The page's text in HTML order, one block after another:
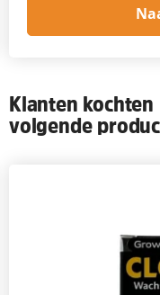
Klanten
volgende